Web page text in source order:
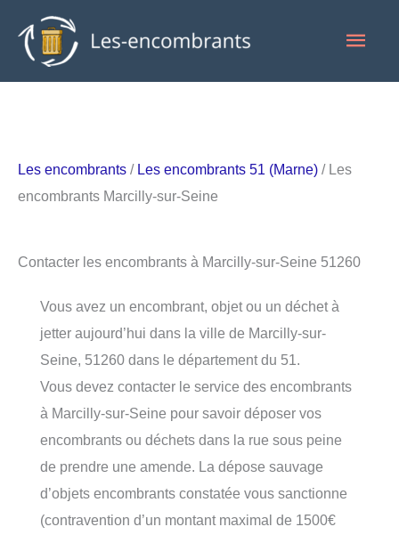
contenu
Les encombrants / Les encombrants 51 (Marne) / Les
encombrants Marcilly-sur-Seine
Contacter les encombrants à Marcilly-sur-Seine 51260
Vous avez un encombrant, objet ou un déchet à
jetter aujourd’hui dans la ville de Marcilly-sur-
Seine, 51260 dans le département du 51.
Vous devez contacter le service des encombrants
à Marcilly-sur-Seine pour savoir déposer vos
encombrants ou déchets dans la rue sous peine
de prendre une amende. La dépose sauvage
d’objets encombrants constatée vous sanctionne
(contravention d’un montant maximal de 1500€